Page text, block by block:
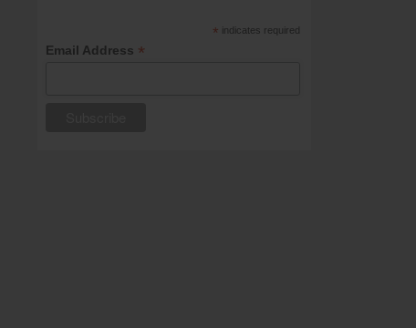
* indicates required
Email Address *